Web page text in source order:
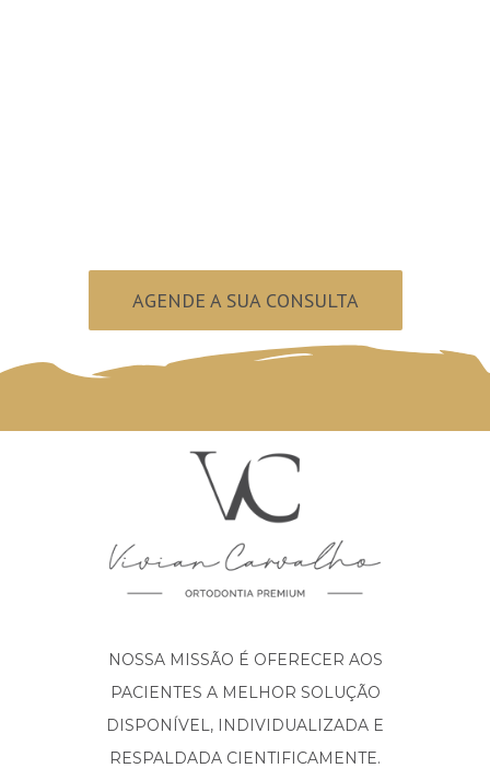
AGENDE A SUA CONSULTA
NOSSA MISSÃO É OFERECER AOS
PACIENTES A MELHOR SOLUÇÃO
DISPONÍVEL, INDIVIDUALIZADA E
RESPALDADA CIENTIFICAMENTE.